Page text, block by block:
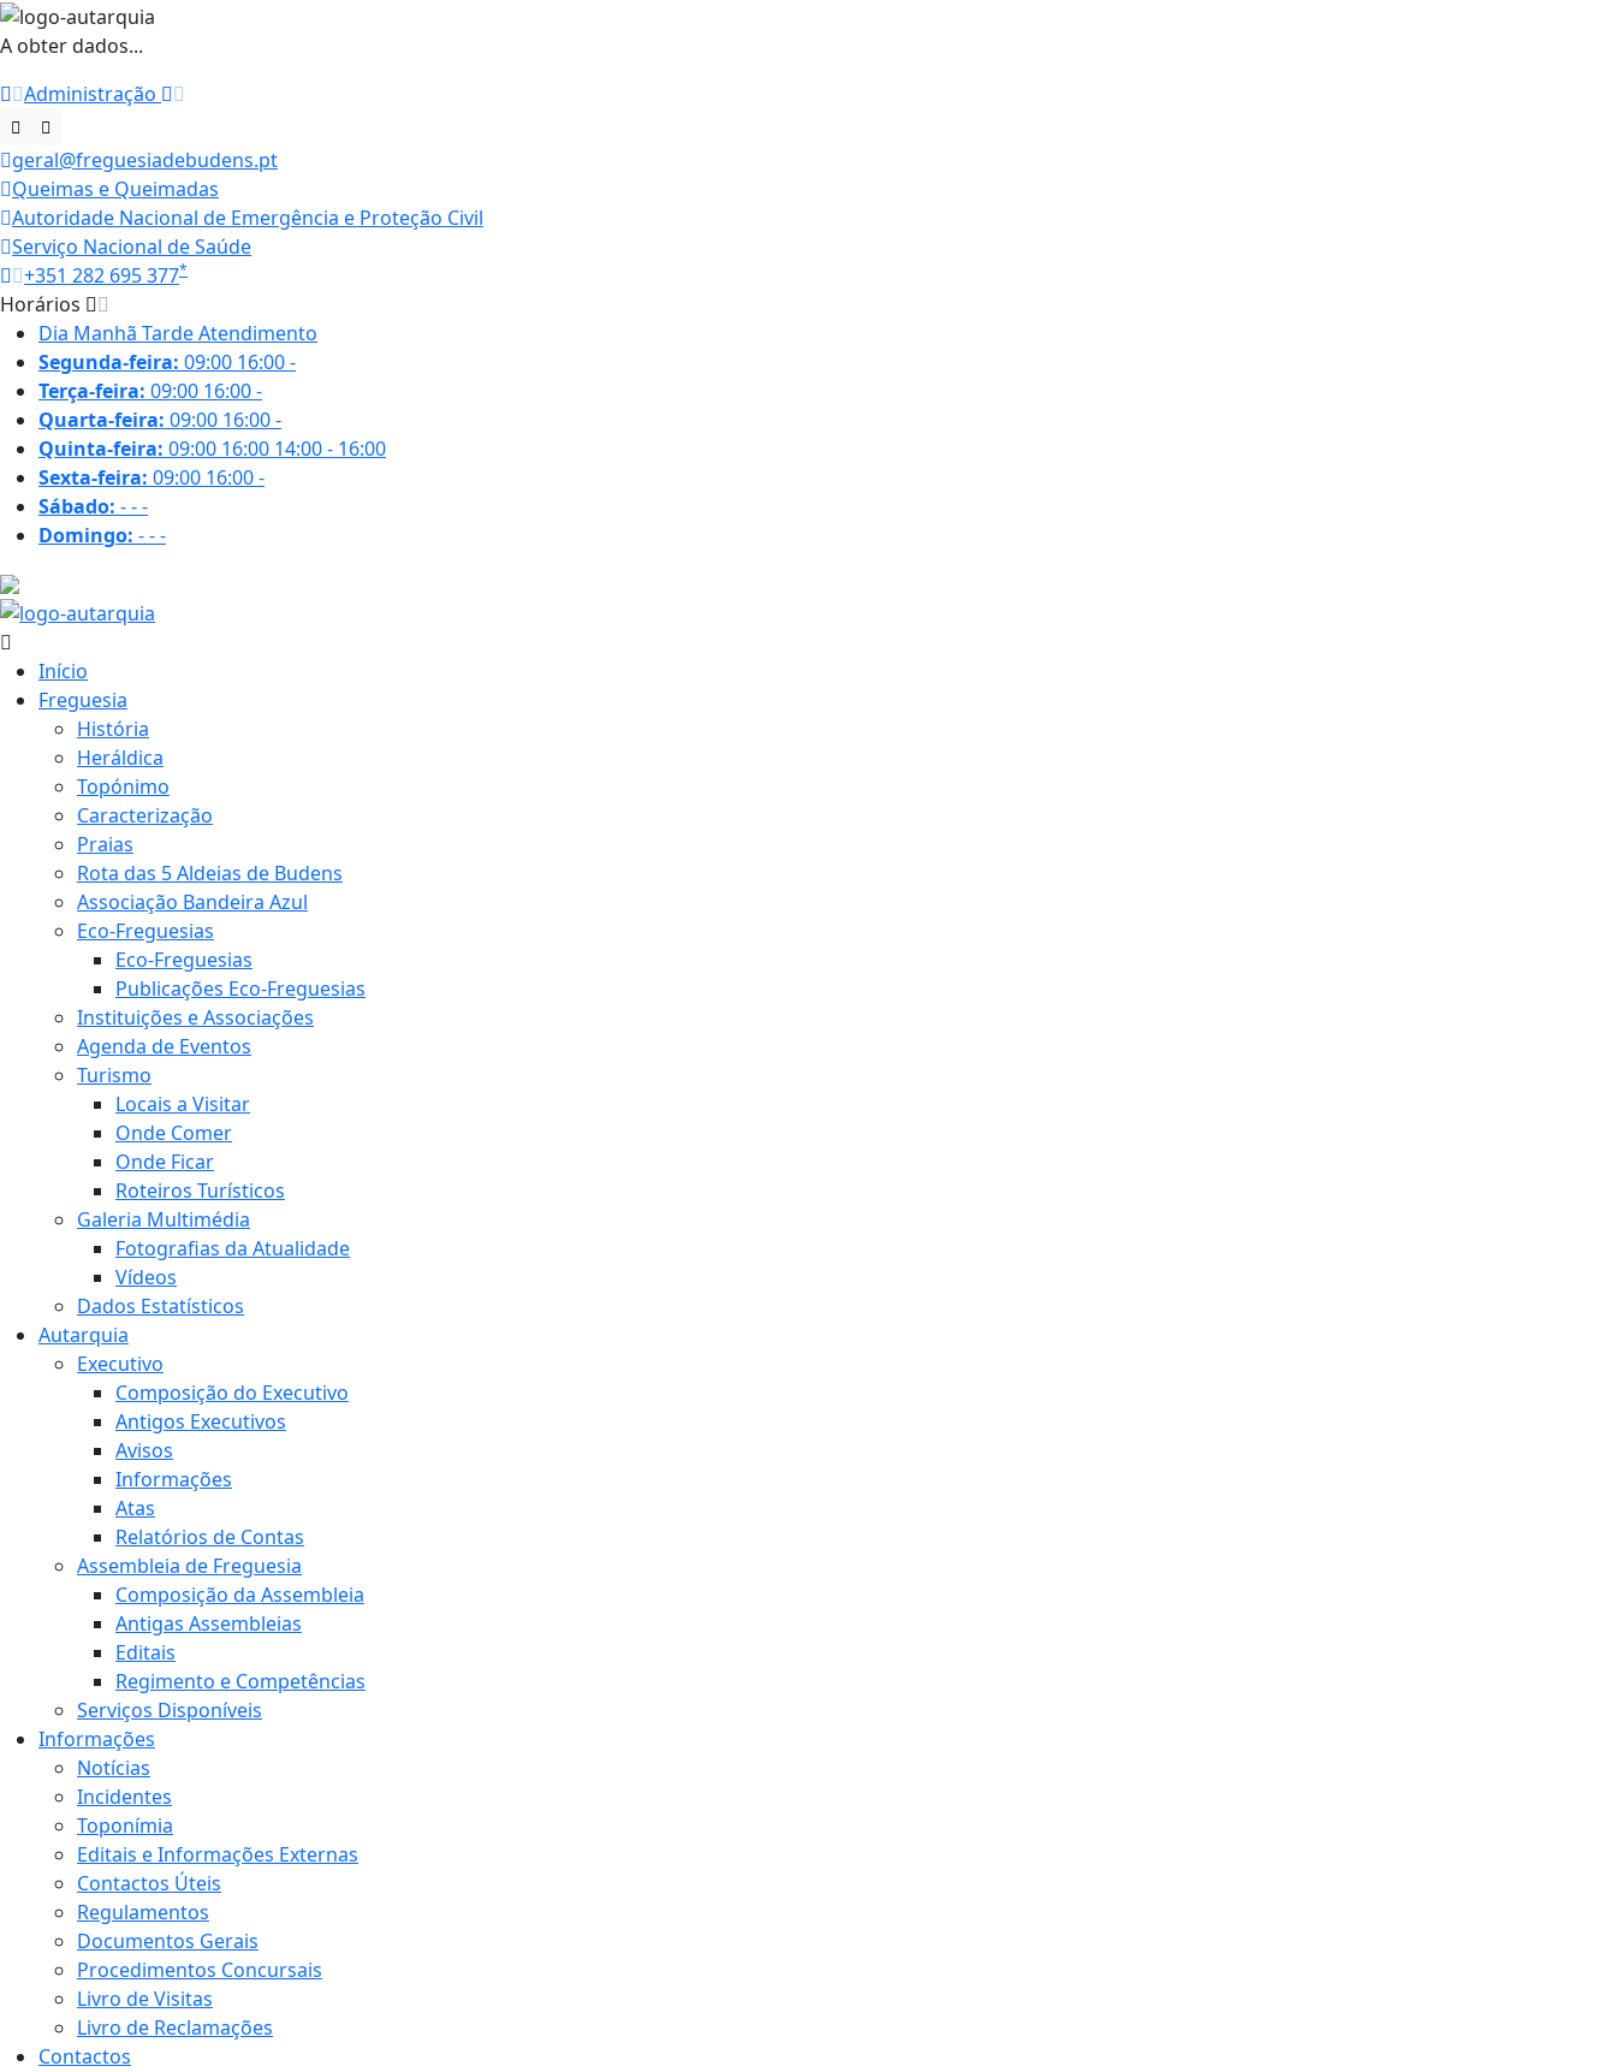
A obter dados...
Administração
geral@freguesiadebudens.pt
Queimas e Queimadas
Autoridade Nacional de Emergência e Proteção Civil
Serviço Nacional de Saúde
+351 282 695 377*
Horários
Dia Manhã TardeAtendimento
Segunda-feira: 09:00 16:00-
Terça-feira: 09:00 16:00-
Quarta-feira: 09:00 16:00-
Quinta-feira: 09:00 16:00 14:00 - 16:00
Sexta-feira: 09:00 16:00-
Sábado: ---
Domingo: ---
Início
Freguesia
História
Heráldica
Topónimo
Caracterização
Praias
Rota das 5 Aldeias de Budens
Associação Bandeira Azul
Eco-Freguesias
Eco-Freguesias
Publicações Eco-Freguesias
Instituições e Associações
Agenda de Eventos
Turismo
Locais a Visitar
Onde Comer
Onde Ficar
Roteiros Turísticos
Galeria Multimédia
Fotografias da Atualidade
Vídeos
Dados Estatísticos
Autarquia
Executivo
Composição do Executivo
Antigos Executivos
Avisos
Informações
Atas
Relatórios de Contas
Assembleia de Freguesia
Composição da Assembleia
Antigas Assembleias
Editais
Regimento e Competências
Serviços Disponíveis
Informações
Notícias
Incidentes
Toponímia
Editais e Informações Externas
Contactos Úteis
Regulamentos
Documentos Gerais
Procedimentos Concursais
Livro de Visitas
Livro de Reclamações
Contactos